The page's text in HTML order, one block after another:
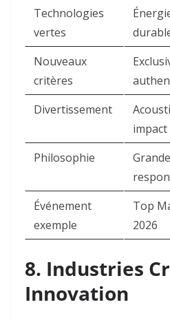
Technologies
vertes
Nouveaux
critères
Divertissement
impact ​
Philosophie
Événement
exemple
Top
2026 ​
8. Industries
Innovation